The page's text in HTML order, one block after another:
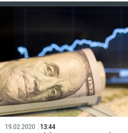
19.02.2020 13:44